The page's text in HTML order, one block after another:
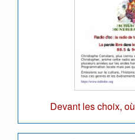
Devant les choix,